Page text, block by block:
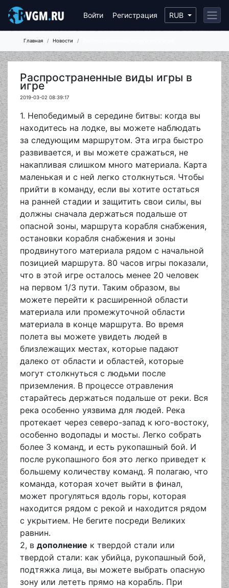
RUB
Регистрация
Войти
Главная Новости
Распространенные виды игры в
игре
2019-03-02 08:39:17
1. Непобедимый в середине битвы: когда вы
находитесь на лодке, вы можете наблюдать
за следующим маршрутом. Эта игра быстро
развивается, и вы можете сражаться, не
накапливая слишком много материала. Карта
маленькая и с ней легко столкнуться. Чтобы
прийти в команду, если вы хотите остаться
на ранней стадии и защитить свои силы, вы
должны сначала держаться подальше от
опасной зоны, маршрута корабля снабжения,
остановки корабля снабжения и зоны
продвинутого материала рядом с начальной
позицией маршрута. 80 часов игры показали,
что в этой игре осталось менее 20 человек
на первом 1/3 пути. Таким образом, вы
можете перейти к расширенной области
материала или промежуточной области
материала в конце маршрута. Во время
полета вы можете увидеть людей в
близлежащих местах, которые падают
далеко от области и областей, которые
могут столкнуться с людьми после
приземления. В процессе отравления
старайтесь держаться подальше от реки. Вся
река особенно уязвима для людей. Река
протекает через северо-запад к юго-востоку,
особенно водопады и мосты. Легко собрать
более 3 команд, и есть рукопашный бой. И
после рукопашного боя это легко приведет к
большему количеству команд. Я полагаю, что
команда, которая хочет выйти в финал,
может прогуляться вдоль горы, которая
находится рядом с рекой и находится рядом
с укрытием. Не бегите посреди Великих
равнин.
2, в дополнение к твердой стали или
твердой стали: как убийца, рукопашный бой,
подтяжка лица, вы можете выбрать опасную
зону или лететь прямо на корабль. При